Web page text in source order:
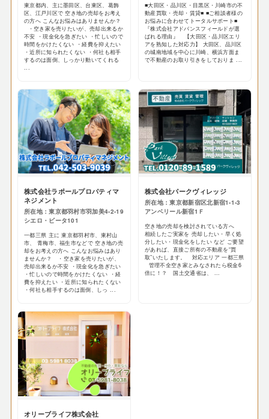
東京都内、主に墨田区、台東区、葛飾
区、江戸川区で 空き地の売却をお考え
の方へ こんなお悩みはありませんか？
・空き家を売りたいが、売却出来るか
不安 ・現金化を急ぎたい ・忙しいので
時間をかけたくない ・経費を抑えたい
・近所に知られたくない ・何社も相手
するのは面倒、しっかり動いてくれる
...
■大田区・品川区・目黒区・川崎市の不
動産買取・売却・賃貸■ ■ご相談者様の
お悩みに合わせてトータルサポート■
『株式会社アドバンスフィールドが選
ばれる理由』 【大田区・品川区エリ
アを熟知した対応力】 大田区、品川区
の城南地域を中心に川崎、横浜方面ま
で不動産のお取り引きをしておりま ...
株式会社ラポールプロパティマ
ネジメント
所在地：東京都羽村市羽加美4-2-19
シエロ・ビータ101
一都三県 主に 東京都羽村市、東村山
市、 青梅市、福生市などで 空き地の売
却をお考えの方へ こんなお悩みはあり
ませんか？ ・空き家を売りたいが、
売却出来るか不安 ・現金化を急ぎたい
・忙しいので時間をかけたくない ・経
費を抑えたい ・近所に知られたくない
・何社も相手するのは面倒、しっ ...
株式会社パークヴィレッジ
所在地：東京都新宿区北新宿1-1-3
アンベリール新宿1Ｆ
空き地の売却を検討されている方へ
相続したご実家を 売却したい・早く処
分したい・現金化をしたい など ご要望
があれば、直接ご所有の不動産を“買
取”いたします。 対応エリア 一都三県
管理不全空き家とみなされたら税金6
倍に！？ 国土交通省は、 ...
オリーブライフ株式会社